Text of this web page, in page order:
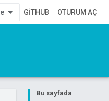
GITHUB OTURUM AÇ
Bu sayfada